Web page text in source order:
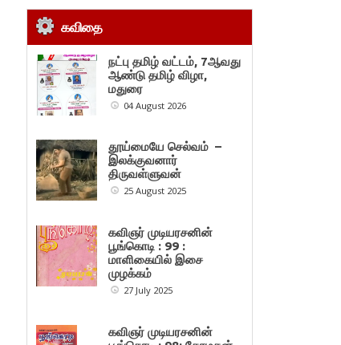
கவிதை
நட்பு தமிழ் வட்டம், 7ஆவது
ஆண்டு தமிழ் விழா,
மதுரை
04 August 2026
தூய்மையே செல்வம் –
இலக்குவனார்
திருவள்ளுவன்
25 August 2025
கவிஞர் முடியரசனின்
பூங்கொடி : 99 :
மாளிகையில் இசை
முழக்கம்
27 July 2025
கவிஞர் முடியரசனின்